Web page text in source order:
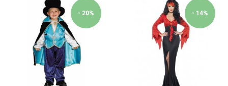
- 20% - 14%